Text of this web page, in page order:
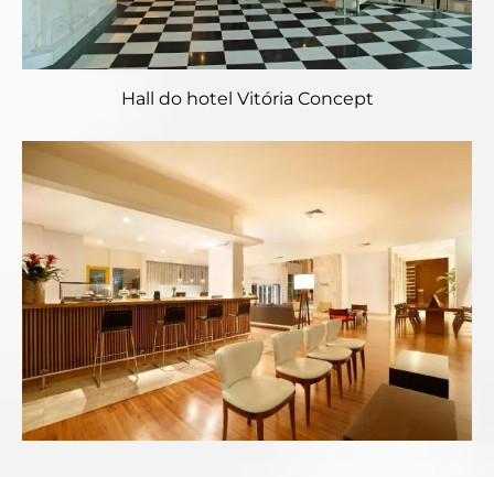
Hall do hotel Vitória Concept